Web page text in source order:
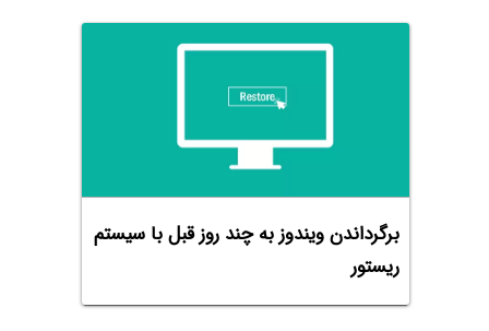
برگرداندن ویندوز به چند روز قبل با سیستم
ریستور